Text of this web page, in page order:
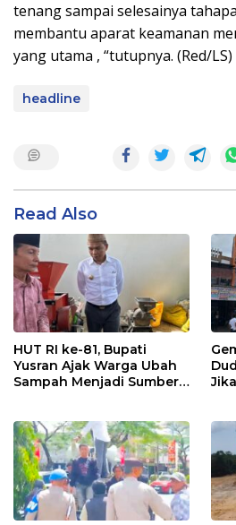
tenang sampai selesainya
membantu aparat keamanan
yang utama , “tutupnya. (Red/LS)
headline
Read Also
HUT RI ke-81, Bupati
Yusran Ajak Warga Ubah
Sampah Menjadi Sumber